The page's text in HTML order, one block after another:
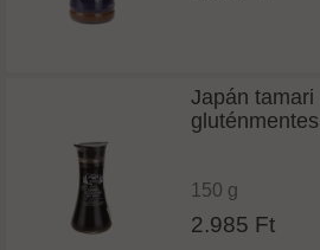
Japán tamari
150 g
2.985 Ft